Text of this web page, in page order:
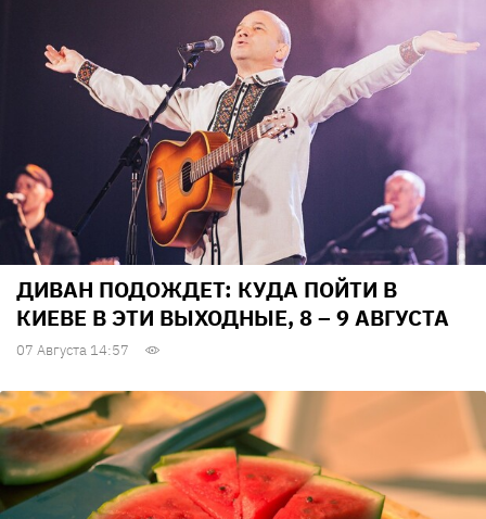
ДИВАН ПОДОЖДЕТ: КУДА ПОЙТИ В
КИЕВЕ В ЭТИ ВЫХОДНЫЕ, 8 – 9 АВГУСТА
07 Августа 14:57